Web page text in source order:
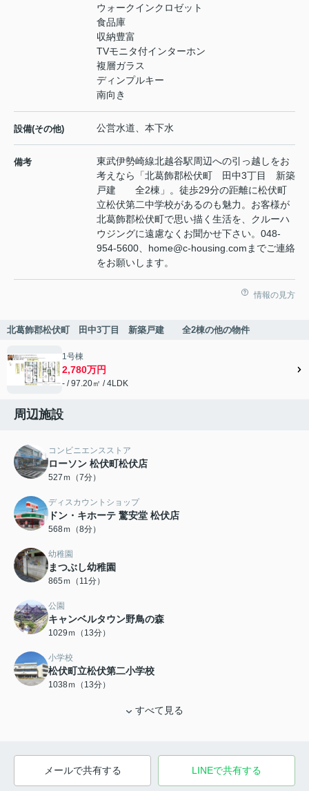
ウォークインクロゼット
食品庫
収納豊富
TVモニタ付インターホン
複層ガラス
ディンプルキー
南向き
設備(その他) 公営水道、本下水
備考
東武伊勢崎線北越谷駅周辺への引っ越しをお
考えなら「北葛飾郡松伏町 田中3丁目 新築
戸建 全2棟」。徒歩29分の距離に松伏町
立松伏第二中学校があるのも魅力。お客様が
北葛飾郡松伏町で思い描く生活を、クルーハ
ウジングに遠慮なくお聞かせ下さい。048-
954-5600、home@c-housing.comまでご連絡
をお願いします。
情報の見方
北葛飾郡松伏町 田中3丁目 新築戸建 全2棟の他の物件
1号棟
2,780万円
- / 97.20㎡ / 4LDK
周辺施設
コンビニエンスストア
ローソン 松伏町松伏店
527ｍ（7分）
ディスカウントショップ
ドン・キホーテ 驚安堂 松伏店
568ｍ（8分）
幼稚園
まつぶし幼稚園
865ｍ（11分）
公園
キャンベルタウン野鳥の森
1029ｍ（13分）
小学校
松伏町立松伏第二小学校
1038ｍ（13分）
すべて見る
メールで共有する LINEで共有する